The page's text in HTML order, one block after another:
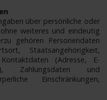
über persönliche oder
weiteres und eindeutig
gehören Personendaten
Staatsangehörigkeit,
(Adresse, E-
Zahlungsdaten und
Einschränkungen,